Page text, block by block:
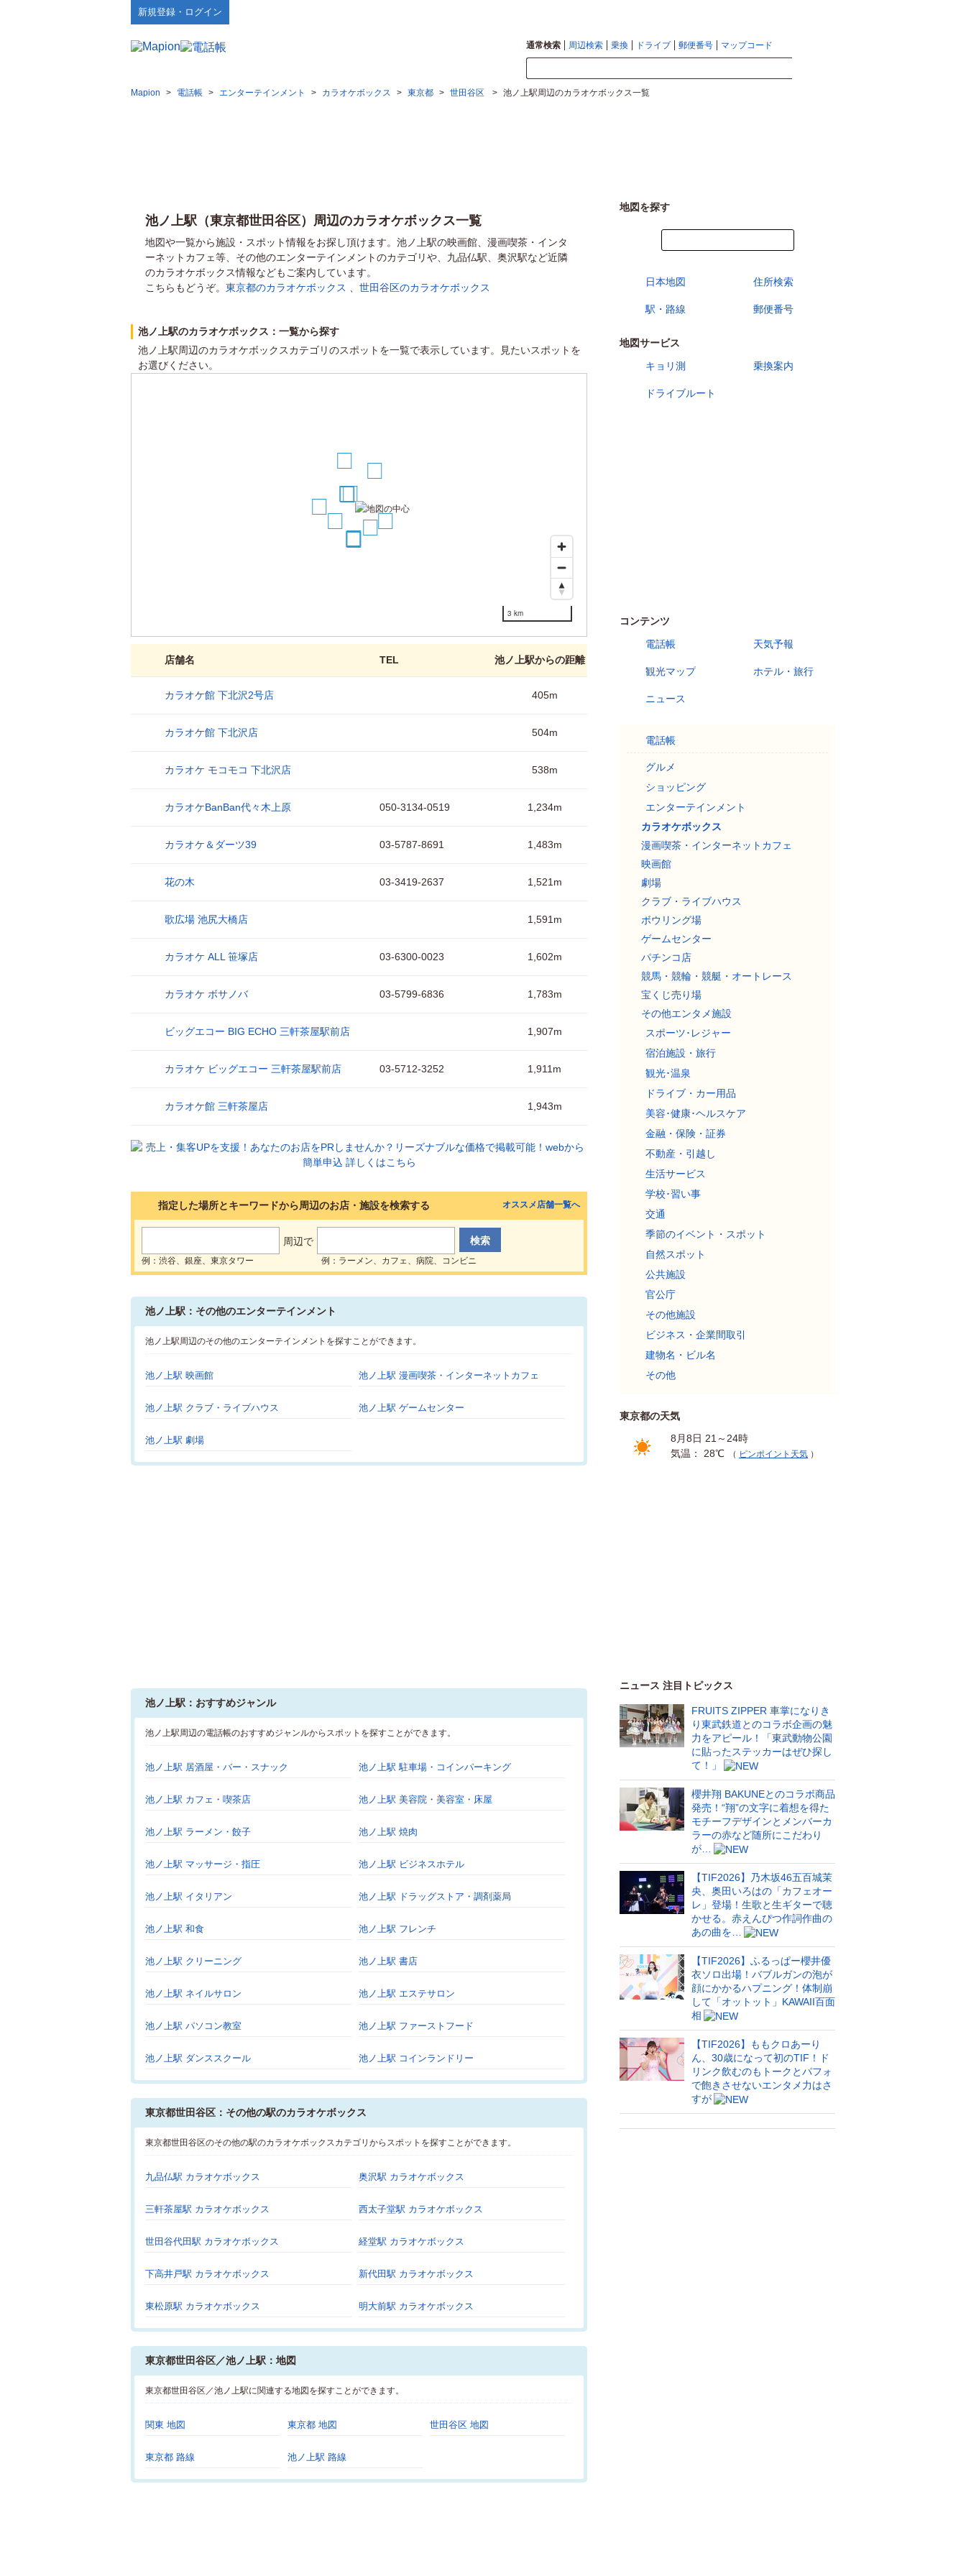
新規登録・ログイン
通常検索 周辺検索 乗換 ドライブ 郵便番号 マップコード
Mapion > 電話帳 > エンターテインメント > カラオケボックス > 東京都 > 世田谷区 > 池ノ上駅周辺のカラオケボックス一覧
池ノ上駅（東京都世田谷区）周辺のカラオケボックス一覧
地図や一覧から施設・スポット情報をお探し頂けます。池ノ上駅の映画館、漫画喫茶・インタ
ーネットカフェ等、その他のエンターテインメントのカテゴリや、九品仏駅、奥沢駅など近隣
のカラオケボックス情報などもご案内しています。
こちらもどうぞ。 東京都のカラオケボックス 世田谷区のカラオケボックス
池ノ上駅のカラオケボックス：一覧から探す
池ノ上駅周辺のカラオケボックスカテゴリのスポットを一覧で表示しています。見たいスポットを
お選びください。
3 km
店舗名 TEL 池ノ上駅からの距離
カラオケ館 下北沢2号店 405m
カラオケ館 下北沢店 504m
カラオケ モコモコ 下北沢店 538m
カラオケBanBan代々木上原 050-3134-0519 1,234m
カラオケ＆ダーツ39 03-5787-8691 1,483m
花の木 03-3419-2637 1,521m
歌広場 池尻大橋店 1,591m
カラオケ ALL 笹塚店 03-6300-0023 1,602m
カラオケ ボサノバ 03-5799-6836 1,783m
ビッグエコー BIG ECHO 三軒茶屋駅前店 1,907m
カラオケ ビッグエコー 三軒茶屋駅前店 03-5712-3252 1,911m
カラオケ館 三軒茶屋店 1,943m
指定した場所とキーワードから周辺のお店・施設を検索する
周辺で
例：渋谷、銀座、東京タワー 例：ラーメン、カフェ、病院、コンビニ
オススメ店舗一覧へ
池ノ上駅：その他のエンターテインメント
池ノ上駅周辺のその他のエンターテインメントを探すことができます。
池ノ上駅 映画館 池ノ上駅 漫画喫茶・インターネットカフェ
池ノ上駅 クラブ・ライブハウス 池ノ上駅 ゲームセンター
池ノ上駅 劇場
池ノ上駅：おすすめジャンル
池ノ上駅周辺の電話帳のおすすめジャンルからスポットを探すことができます。
池ノ上駅 居酒屋・バー・スナック 池ノ上駅 駐車場・コインパーキング
池ノ上駅 カフェ・喫茶店 池ノ上駅 美容院・美容室・床屋
池ノ上駅 ラーメン・餃子 池ノ上駅 焼肉
池ノ上駅 マッサージ・指圧 池ノ上駅 ビジネスホテル
池ノ上駅 イタリアン 池ノ上駅 ドラッグストア・調剤薬局
池ノ上駅 和食 池ノ上駅 フレンチ
池ノ上駅 クリーニング 池ノ上駅 書店
池ノ上駅 ネイルサロン 池ノ上駅 エステサロン
池ノ上駅 パソコン教室 池ノ上駅 ファーストフード
池ノ上駅 ダンススクール 池ノ上駅 コインランドリー
東京都世田谷区：その他の駅のカラオケボックス
東京都世田谷区のその他の駅のカラオケボックスカテゴリからスポットを探すことができます。
九品仏駅 カラオケボックス 奥沢駅 カラオケボックス
三軒茶屋駅 カラオケボックス 西太子堂駅 カラオケボックス
世田谷代田駅 カラオケボックス 経堂駅 カラオケボックス
下高井戸駅 カラオケボックス 新代田駅 カラオケボックス
東松原駅 カラオケボックス 明大前駅 カラオケボックス
東京都世田谷区／池ノ上駅：地図
東京都世田谷区／池ノ上駅に関連する地図を探すことができます。
関東 地図 東京都 地図 世田谷区 地図
東京都 路線 池ノ上駅 路線
地図を探す
日本地図 住所検索
駅・路線 郵便番号
地図サービス
キョリ測
乗換案内
ドライブルート
コンテンツ
電話帳
天気予報
観光マップ ホテル・旅行
ニュース
電話帳
グルメ
ショッピング
エンターテインメント
カラオケボックス
漫画喫茶・インターネットカフェ
映画館
劇場
クラブ・ライブハウス
ボウリング場
ゲームセンター
パチンコ店
競馬・競輪・競艇・オートレース
宝くじ売り場
その他エンタメ施設
スポーツ･レジャー
宿泊施設・旅行
観光･温泉
ドライブ・カー用品
美容･健康･ヘルスケア
金融・保険・証券
不動産・引越し
生活サービス
学校･習い事
交通
季節のイベント・スポット
自然スポット
公共施設
官公庁
その他施設
ビジネス・企業間取引
建物名・ビル名
その他
東京都の天気
8月8日 21～24時
気温： 28℃
（ ピンポイント天気 ）
ニュース 注目トピックス
FRUITS ZIPPER 車掌になりき
り東武鉄道とのコラボ企画の魅
力をアピール！「東武動物公園
に貼ったステッカーはぜひ探し
て！」
櫻井翔 BAKUNEとのコラボ商品
発売！“翔”の文字に着想を得た
モチーフデザインとメンバーカ
ラーの赤など随所にこだわり
が…
【TIF2026】乃木坂46五百城茉
央、奥田いろはの「カフェオー
レ」登場！生歌と生ギターで聴
かせる。赤えんぴつ作詞作曲の
あの曲を…
【TIF2026】ふるっぱー櫻井優
衣ソロ出場！バブルガンの泡が
顔にかかるハプニング！体制崩
して「オットット」KAWAII百面
相
【TIF2026】ももクロあーり
ん、30歳になって初のTIF！ド
リンク飲むのもトークとパフォ
で飽きさせないエンタメ力はさ
すが